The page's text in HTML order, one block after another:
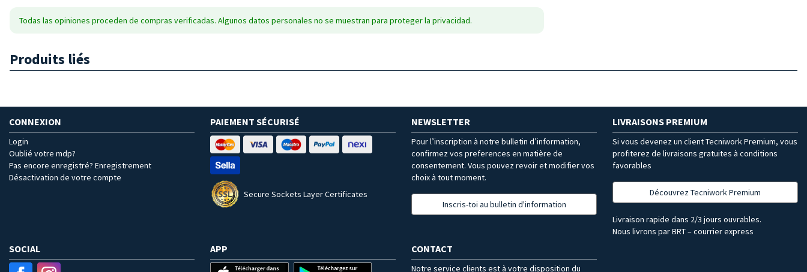
Todas las opiniones proceden de compras verificadas. Algunos datos personales no se muestran para proteger la privacidad.
Produits liés
CONNEXION
Login
Oublié votre mdp?
Pas encore enregistré? Enregistrement
Désactivation de votre compte
PAIEMENT SÉCURISÉ
Secure Sockets Layer Certificates
NEWSLETTER
Pour l’inscription à notre bulletin d’information,
confirmez vos preferences en matière de
consentement. Vous pouvez revoir et modifier vos
choix à tout moment.
Inscris-toi au bulletin d'information
LIVRAISONS PREMIUM
Si vous devenez un client Tecniwork Premium, vous
profiterez de livraisons gratuites à conditions
favorables
Découvrez Tecniwork Premium
Livraison rapide dans 2/3 jours ouvrables.
Nous livrons par BRT – courrier express
SOCIAL APP CONTACT
Notre service clients est à votre disposition du